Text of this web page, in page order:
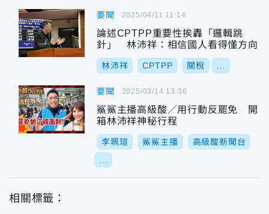
要聞
論述CPTPP重要性挨轟「邏輯跳
針」 林沛祥：相信國人看得懂方向
林沛祥 CPTPP 關稅
2025/04/11 11:14
要聞
鯊鯊主播高級酸／用行動反罷免 開
箱林沛祥神秘行程
李珮瑄 鯊鯊主播 高級酸新聞台
2025/03/14 13:36
相關標籤：